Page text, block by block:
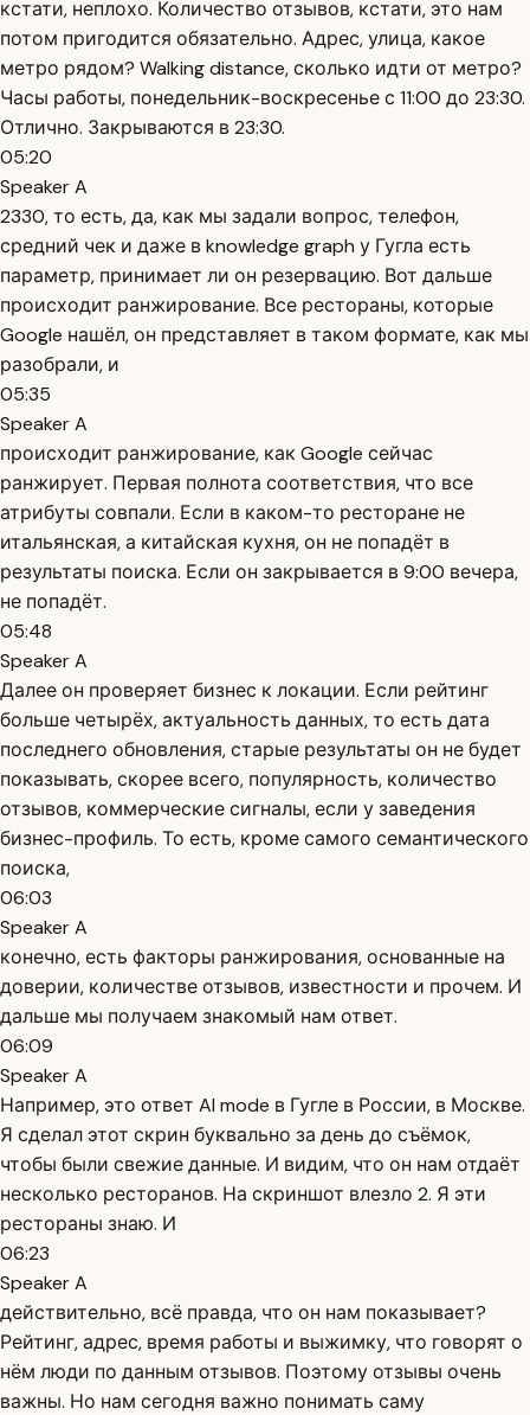
кстати, неплохо. Количество отзывов, кстати, это нам
потом пригодится обязательно. Адрес, улица, какое
метро рядом? Walking distance, сколько идти от метро?
Часы работы, понедельник-воскресенье с 11:00 до 23:30.
Отлично. Закрываются в 23:30.
05:20
Speaker A
2330, то есть, да, как мы задали вопрос, телефон,
средний чек и даже в knowledge graph у Гугла есть
параметр, принимает ли он резервацию. Вот дальше
происходит ранжирование. Все рестораны, которые
Google нашёл, он представляет в таком формате, как мы
разобрали, и
05:35
Speaker A
происходит ранжирование, как Google сейчас
ранжирует. Первая полнота соответствия, что все
атрибуты совпали. Если в каком-то ресторане не
итальянская, а китайская кухня, он не попадёт в
результаты поиска. Если он закрывается в 9:00 вечера,
не попадёт.
05:48
Speaker A
Далее он проверяет бизнес к локации. Если рейтинг
больше четырёх, актуальность данных, то есть дата
последнего обновления, старые результаты он не будет
показывать, скорее всего, популярность, количество
отзывов, коммерческие сигналы, если у заведения
бизнес-профиль. То есть, кроме самого семантического
поиска,
06:03
Speaker A
конечно, есть факторы ранжирования, основанные на
доверии, количестве отзывов, известности и прочем. И
дальше мы получаем знакомый нам ответ.
06:09
Speaker A
Например, это ответ AI mode в Гугле в России, в Москве.
Я сделал этот скрин буквально за день до съёмок,
чтобы были свежие данные. И видим, что он нам отдаёт
несколько ресторанов. На скриншот влезло 2. Я эти
рестораны знаю. И
06:23
Speaker A
действительно, всё правда, что он нам показывает?
Рейтинг, адрес, время работы и выжимку, что говорят о
нём люди по данным отзывов. Поэтому отзывы очень
важны. Но нам сегодня важно понимать саму